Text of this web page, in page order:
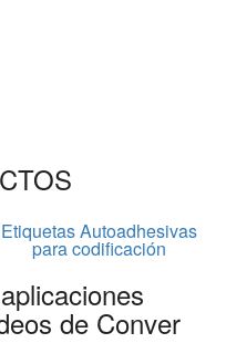
Etiquetas Autoadhesivas
para codificación
de Conver